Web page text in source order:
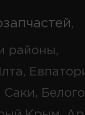
,
районы,